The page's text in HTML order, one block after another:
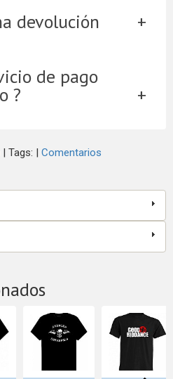
devolución
de pago
?
| Tags: | Comentarios